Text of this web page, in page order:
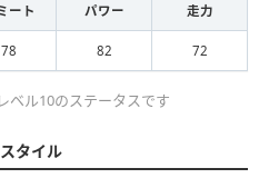
ート パワー 走力
78 82 72
ベル10のステータスです
タイル